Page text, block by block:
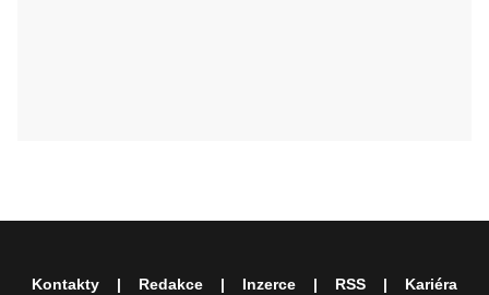
Kontakty Redakce Inzerce RSS Kariéra